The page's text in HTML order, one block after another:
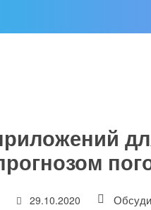
29.10.2020